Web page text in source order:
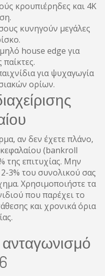
κρουπιέρηδες και 4K
κυνηγούν μεγάλες
house edge για
για ψυχαγωγία
ορίων.
αν δεν έχετε πλάνο,
(bankroll
της επιτυχίας. Μην
3% του συνολικού σας
Χρησιμοποιήστε τα
που παρέχει το
και χρονικά όρια